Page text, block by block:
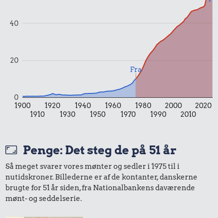
1 liter mælk
9,49 kr.
Samlet pris i 1975
Priser i 2026
0,99 kr.
Tyggegummi
1900
1910
1920
1930
1940
1950
1960
1970
1980
1990
2000
2010
2020
0
20
40
Fra
Penge: Det steg de på 51 år
Så meget svarer vores mønter og sedler i 1975 til i
nutidskroner. Billederne er af de kontanter, danskerne
brugte for 51 år siden, fra Nationalbankens daværende
mønt- og seddelserie.